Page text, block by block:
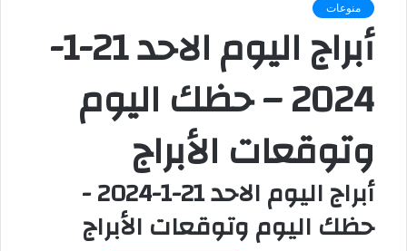
منوعات
أبراج اليوم الاحد 21-1-
2024 – حظك اليوم
وتوقعات الأبراج
أبراج اليوم الاحد 21-1-2024 -
حظك اليوم وتوقعات الأبراج